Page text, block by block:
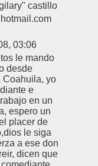
castillo
hotmail.com
03:06
le mando
desde
Coahuila, yo
e
en un
espero un
placer de
le siga
a ese don
dicen que